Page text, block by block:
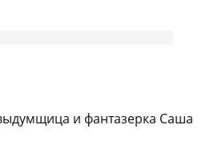
и фантазерка Саша